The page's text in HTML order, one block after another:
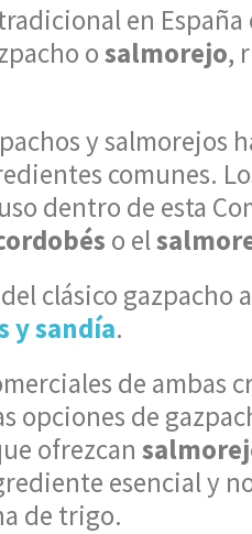
en
osalmorejo,
y
comunes.
dentro de esta
o el
clásico gazpacho
y sandía.
de ambas
opciones de
ofrezcan
esencial y
de trigo.